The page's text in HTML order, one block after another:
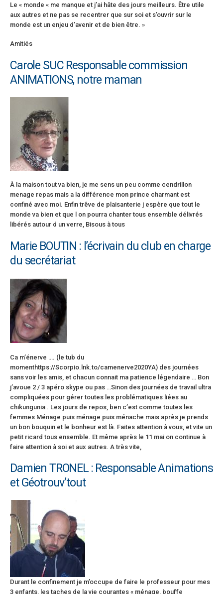
Le « monde « me manque et j’ai hâte des jours meilleurs. Être utile
aux autres et ne pas se recentrer que sur soi et s’ouvrir sur le
monde est un enjeu d’avenir et de bien être. »
Amitiés
Carole SUC Responsable commission
ANIMATIONS, notre maman
À la maison tout va bien, je me sens un peu comme cendrillon
menage repas mais a la différence mon prince charmant est
confiné avec moi. Enfin trêve de plaisanterie j espère que tout le
monde va bien et que l on pourra chanter tous ensemble délivrés
libérés autour d un verre, Bisous à tous
Marie BOUTIN : l’écrivain du club en charge
du secrétariat
Ca m’énerve …. (le tub du
momenthttps://Scorpio.lnk.to/camenerve2020YA) des journées
sans voir les amis, et chacun connait ma patience légendaire … Bon
j’avoue 2 / 3 apéro skype ou pas …Sinon des journées de travail ultra
compliquées pour gérer toutes les problématiques liées au
chikungunia . Les jours de repos, ben c’est comme toutes les
femmes Ménage puis ménage puis ménache mais après je prends
un bon bouquin et le bonheur est là. Faites attention à vous, et vite un
petit ricard tous ensemble. Et même après le 11 mai on continue à
faire attention à soi et aux autres. A très vite,
Damien TRONEL : Responsable Animations
et Géotrouv’tout
Durant le confinement je m’occupe de faire le professeur pour mes
3 enfants, les taches de la vie courantes « ménage, bouffe